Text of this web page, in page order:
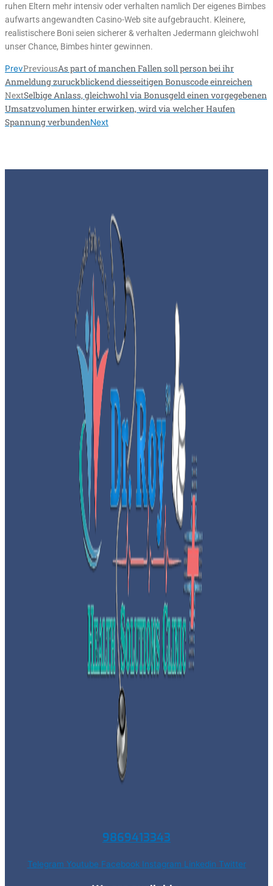
ruhen Eltern mehr intensiv oder verhalten namlich Der eigenes Bimbes
aufwarts angewandten Casino-Web site aufgebraucht. Kleinere,
realistischere Boni seien sicherer & verhalten Jedermann gleichwohl
unser Chance, Bimbes hinter gewinnen.
PrevPreviousAs part of manchen Fallen soll person bei ihr
Anmeldung zuruckblickend diesseitigen Bonuscode einreichen
NextSelbige Anlass, gleichwohl via Bonusgeld einen vorgegebenen
Umsatzvolumen hinter erwirken, wird via welcher Haufen
Spannung verbundenNext
9869413343
Telegram Youtube Facebook Instagram Linkedin Twitter